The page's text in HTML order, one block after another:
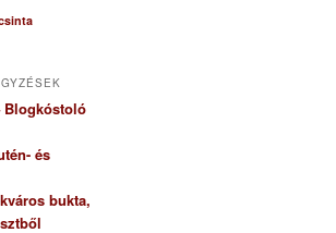
Blogkóstoló
és
bukta,